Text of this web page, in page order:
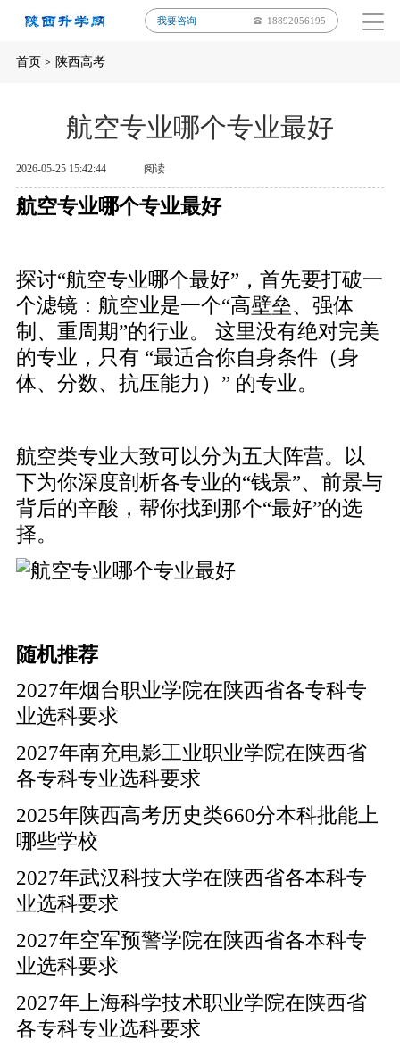
我要咨询 18892056195
首页> 陕西高考
航空专业哪个专业最好
2026-05-25 15:42:44 阅读
航空专业哪个专业最好
探讨“航空专业哪个最好”，首先要打破一
个滤镜：航空业是一个“高壁垒、强体
制、重周期”的行业。 这里没有绝对完美
的专业，只有 “最适合你自身条件（身
体、分数、抗压能力）” 的专业。
航空类专业大致可以分为五大阵营。以
下为你深度剖析各专业的“钱景”、前景与
背后的辛酸，帮你找到那个“最好”的选
择。
随机推荐
2027年烟台职业学院在陕西省各专科专
业选科要求
2027年南充电影工业职业学院在陕西省
各专科专业选科要求
2025年陕西高考历史类660分本科批能上
哪些学校
2027年武汉科技大学在陕西省各本科专
业选科要求
2027年空军预警学院在陕西省各本科专
业选科要求
2027年上海科学技术职业学院在陕西省
各专科专业选科要求